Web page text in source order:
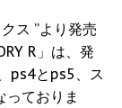
ス ”より発売
R」は、発
ps4とps5、ス
ておりま